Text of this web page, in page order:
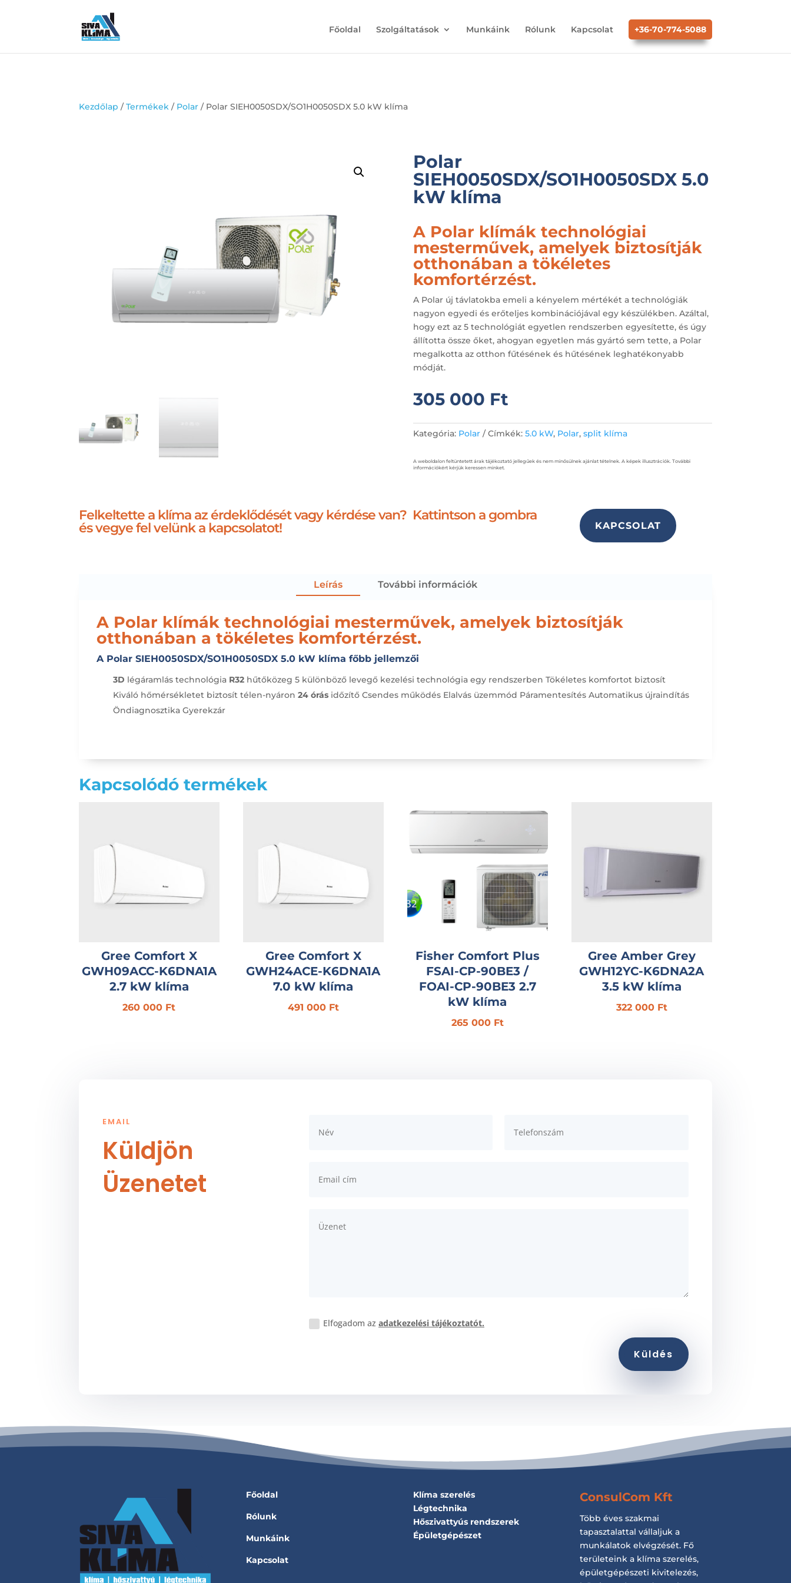
Főoldal Szolgáltatások Munkáink Rólunk Kapcsolat +36-70-774-5088
Kezdőlap /Termékek / Polar / Polar SIEH0050SDX/SO1H0050SDX 5.0 kW klíma
Polar
SIEH0050SDX/SO1H0050SDX 5.0
kW klíma
A Polar klímák technológiai
mesterművek, amelyek biztosítják
otthonában a tökéletes
komfortérzést.
A Polar új távlatokba emeli a kényelem mértékét a technológiák
nagyon egyedi és erőteljes kombinációjával egy készülékben. Azáltal,
hogy ezt az 5 technológiát egyetlen rendszerben egyesítette, és úgy
állította össze őket, ahogyan egyetlen más gyártó sem tette, a Polar
megalkotta az otthon fűtésének és hűtésének leghatékonyabb
módját.
305 000 Ft
Kategória: Polar Címkék: 5.0 kW, Polar, split klíma
A weboldalon feltüntetett árak tájékoztató jellegűek és nem minősülnek ajánlat tételnek. A képek illusztrációk. További
információkért kérjük keressen minket.
Felkeltette a klíma az érdeklődését vagy kérdése van? Kattintson a gombra
és vegye fel velünk a kapcsolatot!
KAPCSOLAT
Leírás További információk
A Polar klímák technológiai mesterművek, amelyek biztosítják
otthonában a tökéletes komfortérzést.
A Polar SIEH0050SDX/SO1H0050SDX 5.0 kW klíma főbb jellemzői
3D légáramlás technológia R32 hűtőközeg 5 különböző levegő kezelési technológia egy rendszerben Tökéletes komfortot biztosít
Kiváló hőmérsékletet biztosít télen-nyáron 24 órás időzítő Csendes működés Elalvás üzemmód Páramentesítés Automatikus újraindítás
Öndiagnosztika Gyerekzár
Kapcsolódó termékek
Gree Comfort X
GWH09ACC-K6DNA1A
2.7 kW klíma
260 000 Ft
Gree Comfort X
GWH24ACE-K6DNA1A
7.0 kW klíma
491 000 Ft
Fisher Comfort Plus
FSAI-CP-90BE3 /
FOAI-CP-90BE3 2.7
kW klíma
265 000 Ft
Gree Amber Grey
GWH12YC-K6DNA2A
3.5 kW klíma
322 000 Ft
EMAIL
Küldjön
Üzenetet
Elfogadom az adatkezelési tájékoztatót.
Küldés
Főoldal
Rólunk
Munkáink
Kapcsolat
Klíma szerelés
Légtechnika
Hőszivattyús rendszerek
Épületgépészet
ConsulCom Kft
Több éves szakmai
tapasztalattal vállaljuk a
munkálatok elvégzését. Fő
területeink a klíma szerelés,
épületgépészeti kivitelezés,